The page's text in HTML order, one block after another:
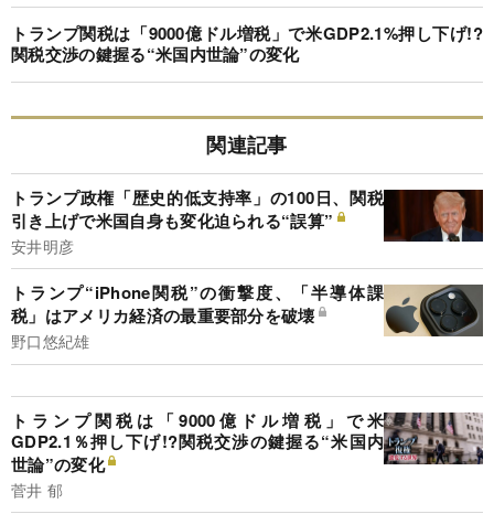
トランプ関税は「9000億ドル増税」で米GDP2.1%押し下げ!?
関税交渉の鍵握る“米国内世論”の変化
関連記事
トランプ政権「歴史的低支持率」の100日、関税
引き上げで米国自身も変化迫られる“誤算”
安井明彦
トランプ“iPhone関税”の衝撃度、「半導体課
税」はアメリカ経済の最重要部分を破壊
野口悠紀雄
トランプ関税は「9000億ドル増税」で米
GDP2.1％押し下げ!?関税交渉の鍵握る“米国内
世論”の変化
菅井 郁